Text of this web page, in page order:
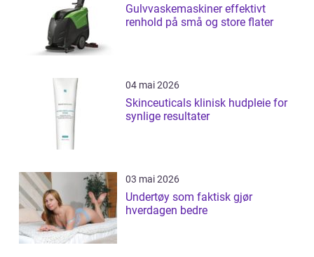
Gulvvaskemaskiner effektivt
renhold på små og store flater
04 mai 2026
Skinceuticals klinisk hudpleie for
synlige resultater
03 mai 2026
Undertøy som faktisk gjør
hverdagen bedre